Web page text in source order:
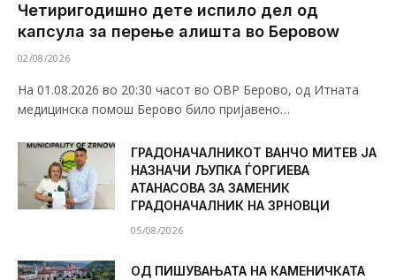
Четиригодишно дете испило дел од
капсула за перење алишта во Беровоw
02/08/2026
На 01.08.2026 во 20:30 часот во ОВР Берово, од Итната
медицинска помош Берово било пријавено…
ГРАДОНАЧАЛНИКОТ ВАНЧО МИТЕВ ЈА
НАЗНАЧИ ЉУПКА ЃОРГИЕВА
АТАНАСОВА ЗА ЗАМЕНИК
ГРАДОНАЧАЛНИК НА ЗРНОВЦИ
05/08/2026
ОД ПИШУВАЊАТА НА КАМЕНИЧКАТА